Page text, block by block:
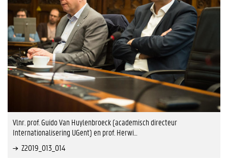
Vlnr. prof. Guido Van Huylenbroeck (academisch directeur
Internationalisering UGent) en prof. Herwi…
Z2019_013_014